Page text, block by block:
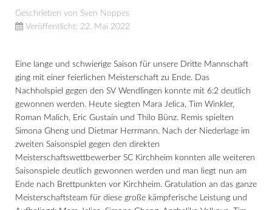
Geschrieben von Sven Noppes
Veröffentlicht: 22. Mai 2022
Eine lange und schwierige Saison für unsere Dritte Mannschaft
ging mit einer feierlichen Meisterschaft zu Ende. Das
Nachholspiel gegen den SV Wendlingen konnte mit 6:2 deutlich
gewonnen werden. Heute siegten Mara Jelica, Tim Winkler,
Roman Malich, Eric Gustain und Thilo Bünz. Remis spielten
Simona Gheng und Dietmar Herrmann. Nach der Niederlage im
zweiten Saisonspiel gegen den direkten
Meisterschaftswettbewerber SC Kirchheim konnten alle weiteren
Saisonspiele deutlich gewonnen werden und man liegt nun am
Ende nach Brettpunkten vor Kirchheim. Gratulation an das ganze
Meisterschaftsteam für diese große kämpferische Leistung und